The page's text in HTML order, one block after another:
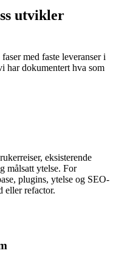
utvikler
med faste leveranser i
har dokumentert hva som
eksisterende
målsatt ytelse. For
plugins, ytelse og SEO-
eller refactor.